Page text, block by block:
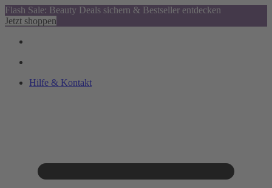
Flash Sale: Beauty Deals sichern & Bestseller entdecken
Jetzt shoppen
Hilfe & Kontakt